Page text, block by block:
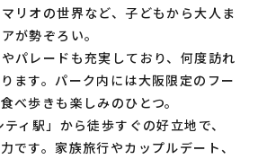
リオの世界など、子どもから大人ま
が勢ぞろい。
パレードも充実しており、何度訪れ
ます。パーク内には大阪限定のフー
べ歩きも楽しみのひとつ。
ィ駅」から徒歩すぐの好立地で、
です。家族旅行やカップルデート、